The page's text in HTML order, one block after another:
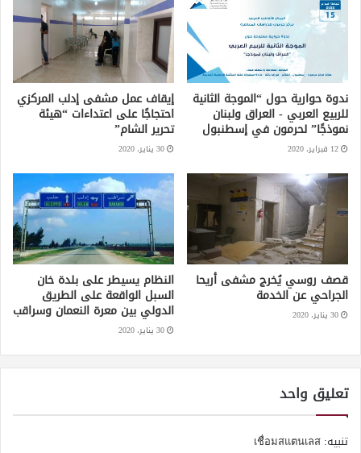
ندوة حوارية حول “الموجة الثانية
للربيع العربي - العراق ولبنان
نموذجًا” لحرمون في إسطنبول
12 فبراير، 2020
إيقاف عمل مشفى إدلب المركزي
احتجاجًا على اعتداءات “هيئة
تحرير الشام”
30 يناير، 2020
قصف روسي يُخرج مشفى أريحا
الجراحي عن الخدمة
30 يناير، 2020
النظام يسيطر على بلدة خان
السبل الواقعة على الطريق
الدولي بين معرة النعمان وسراقب
30 يناير، 2020
تعليق واحد
تنبيه: เชื่อมสแตนเลส